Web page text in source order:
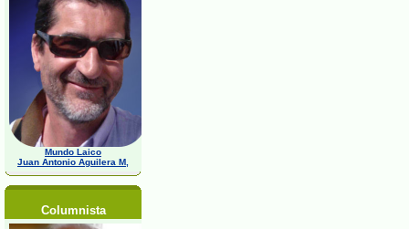
Mundo Laico
Juan Antonio Aguilera M,
Columnista